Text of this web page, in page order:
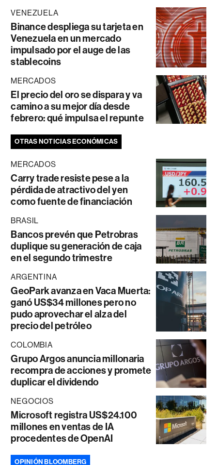
VENEZUELA
Binance despliega su tarjeta en
Venezuela en un mercado
impulsado por el auge de las
stablecoins
MERCADOS
El precio del oro se dispara y va
camino a su mejor día desde
febrero: qué impulsa el repunte
OTRAS NOTICIAS ECONÓMICAS
MERCADOS
Carry trade resiste pese a la
pérdida de atractivo del yen
como fuente de financiación
BRASIL
Bancos prevén que Petrobras
duplique su generación de caja
en el segundo trimestre
ARGENTINA
GeoPark avanza en Vaca Muerta:
ganó US$34 millones pero no
pudo aprovechar el alza del
precio del petróleo
COLOMBIA
Grupo Argos anuncia millonaria
recompra de acciones y promete
duplicar el dividendo
NEGOCIOS
Microsoft registra US$24.100
millones en ventas de IA
procedentes de OpenAI
OPINIÓN BLOOMBERG